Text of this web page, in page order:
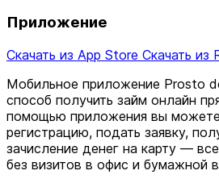
Приложение
Скачать из App Store Скачать из
Мобильное приложение Prosto
способ получить займ онлайн
помощью приложения вы
регистрацию, подать заявку,
зачисление денег на карту —
без визитов в офис и бумажной